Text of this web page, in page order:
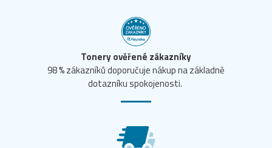
Tonery ověřené zákazníky
98 % zákazníků doporučuje nákup na základně
dotazníku spokojenosti.